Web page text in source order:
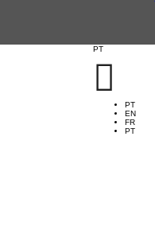
PT

PT
EN
FR
PT